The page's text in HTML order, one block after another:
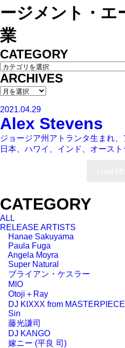
ージメント・エ
業
CATEGORY
ARCHIVES
2021.04.29
Alex Stevens
ジョージア州アトランタ生まれ、
日本、ハワイ、インド、オース
CATEGORY
ALL
RELEASE ARTISTS
Hanae Sakuyama
Paula Fuga
Angela Moyra
Super Natural
ブライアン・ケスラー
MIO
Otoji＋Ray
DJ KIXXX from
Sin
藤光謙司
DJ KANGO
嫁ニー (平良 司)